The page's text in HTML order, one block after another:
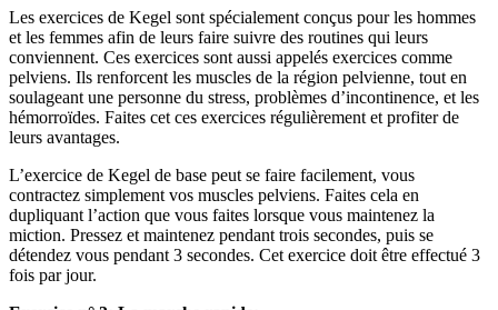
Les exercices de Kegel sont spécialement conçus pour les hommes
et les femmes afin de leurs faire suivre des routines qui leurs
conviennent. Ces exercices sont aussi appelés exercices comme
pelviens. Ils renforcent les muscles de la région pelvienne, tout en
soulageant une personne du stress, problèmes d’incontinence, et les
hémorroïdes. Faites cet ces exercices régulièrement et profiter de
leurs avantages.
L’exercice de Kegel de base peut se faire facilement, vous
contractez simplement vos muscles pelviens. Faites cela en
dupliquant l’action que vous faites lorsque vous maintenez la
miction. Pressez et maintenez pendant trois secondes, puis se
détendez vous pendant 3 secondes. Cet exercice doit être effectué 3
fois par jour.